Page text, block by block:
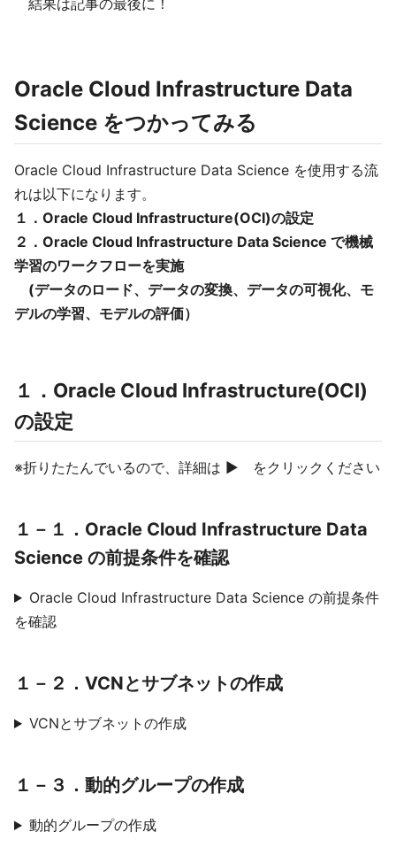
結果は記事の最後に！
Oracle Cloud Infrastructure Data
Science をつかってみる
Oracle Cloud Infrastructure Data Science を使用する流
れは以下になります。
１．Oracle Cloud Infrastructure(OCI)の設定
２．Oracle Cloud Infrastructure Data Science で機械
学習のワークフローを実施
(データのロード、データの変換、データの可視化、モ
デルの学習、モデルの評価）
１．Oracle Cloud Infrastructure(OCI)
の設定
※折りたたんでいるので、詳細は ▶ をクリックください
１－１．Oracle Cloud Infrastructure Data
Science の前提条件を確認
Oracle Cloud Infrastructure Data Science の前提条件
を確認
１－２．VCNとサブネットの作成
VCNとサブネットの作成
１－３．動的グループの作成
動的グループの作成